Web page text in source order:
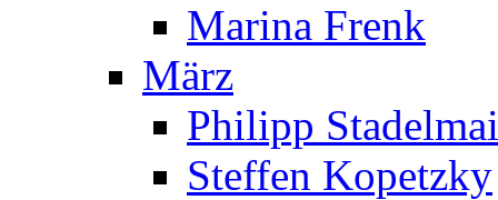
Marina Frenk
März
Philipp
Steffen Kopetzky